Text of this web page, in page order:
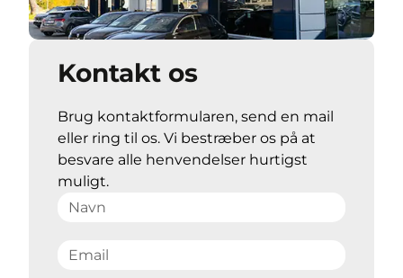
Kontakt os
Brug kontaktformularen, send en mail
eller ring til os. Vi bestræber os på at
besvare alle henvendelser hurtigst
muligt.